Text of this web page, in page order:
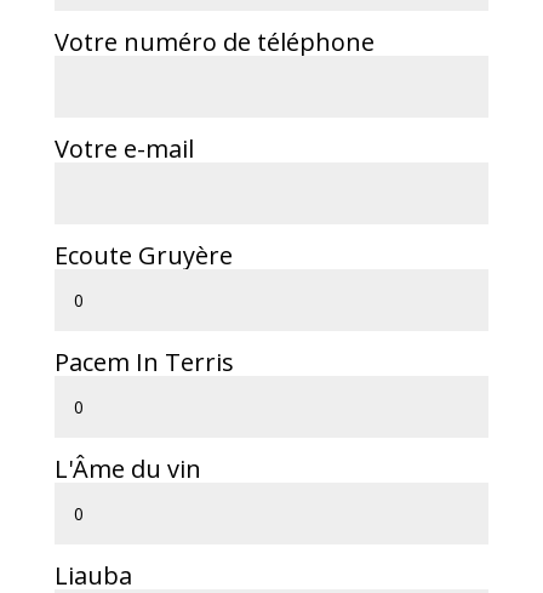
Votre numéro de téléphone
Votre e-mail
Ecoute Gruyère
Pacem In Terris
L'Âme du vin
Liauba